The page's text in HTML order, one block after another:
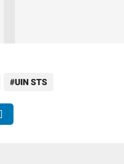
UIN STS